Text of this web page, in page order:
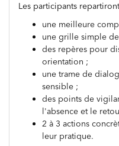
Les participants
une meilleure
une grille simple
des repères pour
orientation ;
une trame de
sensible ;
des points de
l'absence et le
2 à 3 actions
leur pratique.